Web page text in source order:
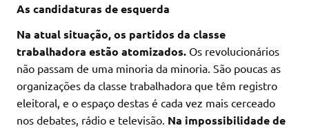
As candidaturas de esquerda
Na atual situação, os partidos da classe
trabalhadora estão atomizados. Os revolucionários
não passam de uma minoria da minoria. São poucas as
organizações da classe trabalhadora que têm registro
eleitoral, e o espaço destas é cada vez mais cerceado
nos debates, rádio e televisão. Na impossibilidade de